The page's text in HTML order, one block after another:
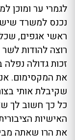
לגמרי ער ומוכן
נכנס למשרד
ראשי אגפים,
רוצה להודות
זכות גדולה
את המקסימום.
שקיבלת אותי
כל כך חשוב לך
האישיות
את הרו שאתה